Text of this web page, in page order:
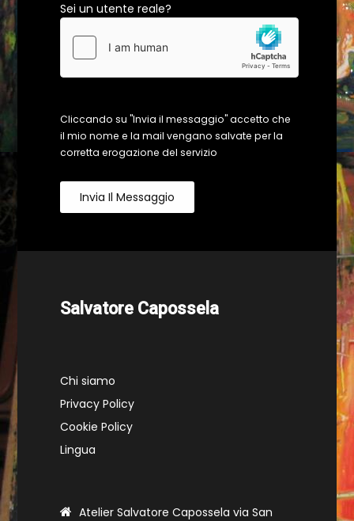
Sei un utente reale?
Cliccando su "Invia il messaggio" accetto che
il mio nome e la mail vengano salvate per la
corretta erogazione del servizio
Invia Il Messaggio
Salvatore Capossela
Chi siamo
Privacy Policy
Cookie Policy
Lingua
Atelier Salvatore Capossela via San